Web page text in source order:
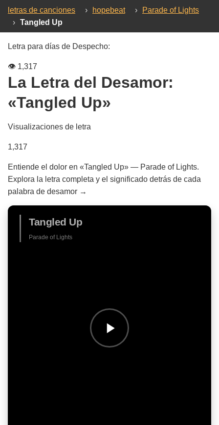
letras de canciones › hopebeat ›
Parade of Lights
› Tangled Up
Letra para días de Despecho:
👁️ 1,317
La Letra del Desamor:
«Tangled Up»
Visualizaciones de letra
1,317
Entiende el dolor en «Tangled Up» — Parade of Lights.
Explora la letra completa y el significado detrás de cada
palabra de desamor →
Tangled Up
Parade of Lights